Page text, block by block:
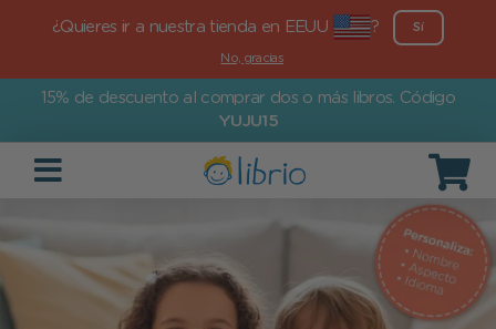
¿Quieres ir a nuestra tienda en EEUU ? Sí
No, gracias
15% de descuento al comprar dos o más libros. Código
YUJU15